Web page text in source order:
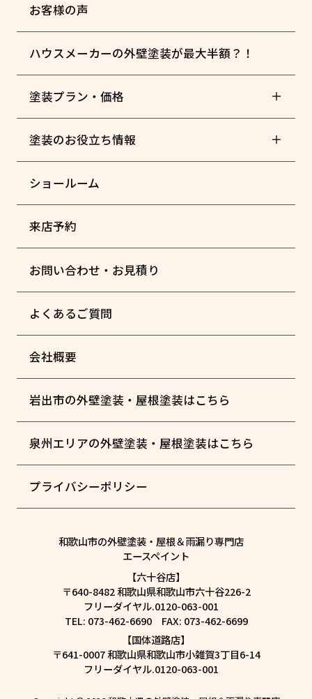
お客様の声
ハウスメーカーの外壁塗装が最大半額？！
塗装プラン・価格
塗装のお役立ち情報
ショールーム
来店予約
お問い合わせ・お見積り
よくあるご質問
会社概要
岩出市の外壁塗装・屋根塗装はこちら
泉州エリアの外壁塗装・屋根塗装はこちら
プライバシーポリシー
和歌山市の外壁塗装・屋根＆雨漏り専門店
エースペイント
【六十谷店】
〒640-8482 和歌山県和歌山市六十谷226-2
フリーダイヤル.0120-063-001
TEL: 073-462-6690 FAX: 073-462-6699
【国体道路店】
〒641-0007 和歌山県和歌山市小雑賀3丁目6-14
フリーダイヤル.0120-063-001